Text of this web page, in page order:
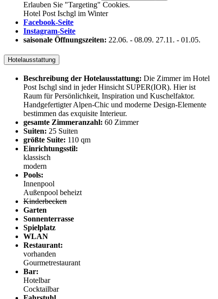
Erlauben Sie "Targeting" Cookies.
Hotel Post Ischgl im Winter
Facebook-Seite
Instagram-Seite
saisonale Öffnungszeiten: 22.06. - 08.09. 27.11. - 01.05.
Hotelausstattung
Beschreibung der Hotelausstattung: Die Zimmer im Hotel
Post Ischgl sind in jeder Hinsicht SUPER(IOR). Hier ist
Raum für Persönlichkeit, Inspiration und Kuschelfaktor.
Handgefertigter Alpen-Chic und moderne Design-Elemente
bestimmen das exquisite Interieur.
gesamte Zimmeranzahl: 60 Zimmer
Suiten: 25 Suiten
größte Suite: 110 qm
Einrichtungsstil:
klassisch
modern
Pools:
Innenpool
Außenpool beheizt
Kinderbecken
Garten
Sonnenterrasse
Spielplatz
WLAN
Restaurant:
vorhanden
Gourmetrestaurant
Bar:
Hotelbar
Cocktailbar